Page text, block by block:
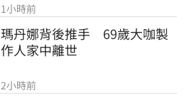
1小時前
瑪丹娜背後推手　69歲大咖製
作人家中離世
2小時前